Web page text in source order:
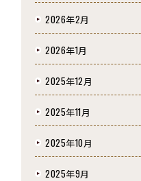
2026年2月
2026年1月
2025年12月
2025年11月
2025年10月
2025年9月